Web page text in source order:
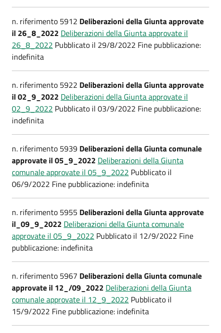
n. riferimento 5912 Deliberazioni della Giunta approvate
il 26_8_2022 Deliberazioni della Giunta approvate il
26_8_2022 Pubblicato il 29/8/2022 Fine pubblicazione:
indefinita
n. riferimento 5922 Deliberazioni della Giunta approvate
il 02_9_2022 Deliberazioni della Giunta approvate il
02_9_2022 Pubblicato il 03/9/2022 Fine pubblicazione:
indefinita
n. riferimento 5939 Deliberazioni della Giunta comunale
approvate il 05_9_2022 Deliberazioni della Giunta
comunale approvate il 05_9_2022 Pubblicato il
06/9/2022 Fine pubblicazione: indefinita
n. riferimento 5955 Deliberazioni della Giunta approvate
il_09_9_2022 Deliberazioni della Giunta comunale
approvate il 05_9_2022 Pubblicato il 12/9/2022 Fine
pubblicazione: indefinita
n. riferimento 5967 Deliberazioni della Giunta comunale
approvate il 12_/09_2022 Deliberazioni della Giunta
comunale approvate il 12_9_2022 Pubblicato il
15/9/2022 Fine pubblicazione: indefinita